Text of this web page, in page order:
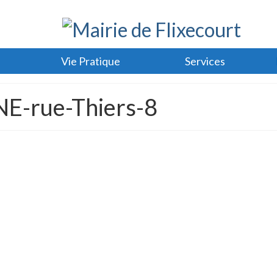
Vie Pratique Services
rue-Thiers-8